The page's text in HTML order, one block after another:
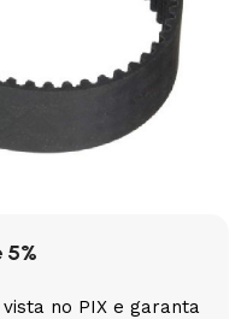
no PIX e garanta